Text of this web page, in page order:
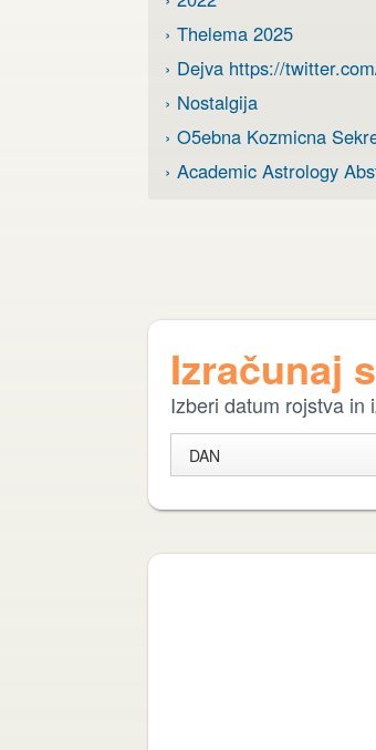
› Thelema 2025
› Dejva https://
› Nostalgija
› O5ebna Kozmicna
› Academic Astrology
Izračunaj
Izberi datum rojstva in